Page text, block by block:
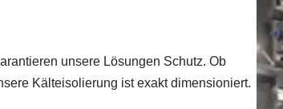
unsere Lösungen Schutz. Ob
Kälteisolierung ist exakt dimensioniert.